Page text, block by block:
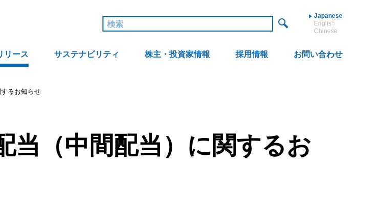
Japanese
English
Chinese
リース サステナビリティ 株主・投資家情報 採用情報 お問い合わせ
るお知らせ
当（中間配当）に関するお